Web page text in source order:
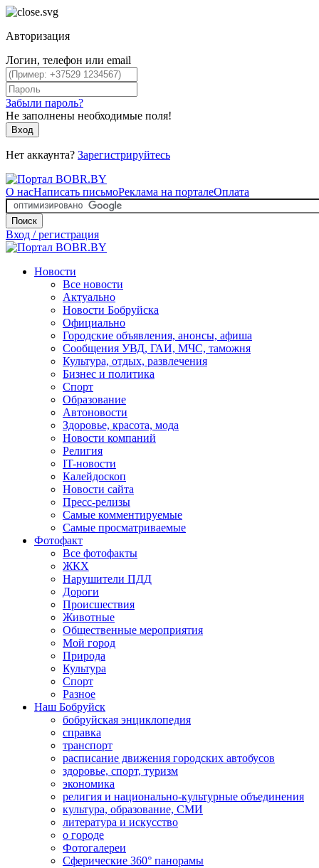
Авторизация
Логин, телефон или email
Забыли пароль?
Не заполнены необходимые поля!
Вход
Нет аккаунта? Зарегистрируйтесь
О насНаписать письмоРеклама на порталеОплата
Поиск
Вход / регистрация
Новости
Все новости
Актуально
Новости Бобруйска
Официально
Городские объявления, анонсы, афиша
Сообщения УВД, ГАИ, МЧС, таможня
Культура, отдых, развлечения
Бизнес и политика
Спорт
Образование
Автоновости
Здоровье, красота, мода
Новости компаний
Религия
IT-новости
Калейдоскоп
Новости сайта
Пресс-релизы
Самые комментируемые
Самые просматриваемые
Фотофакт
Все фотофакты
ЖКХ
Нарушители ПДД
Дороги
Происшествия
Животные
Общественные мероприятия
Мой город
Природа
Культура
Спорт
Разное
Наш Бобруйск
бобруйская энциклопедия
справка
транспорт
расписание движения городских автобусов
здоровье, спорт, туризм
экономика
религия и национально-культурные объединения
культура, образование, СМИ
литература и искусство
о городе
Фотогалереи
Сферические 360° панорамы